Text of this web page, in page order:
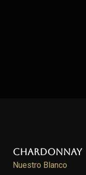
Chardonnay
Nuestro Blanco